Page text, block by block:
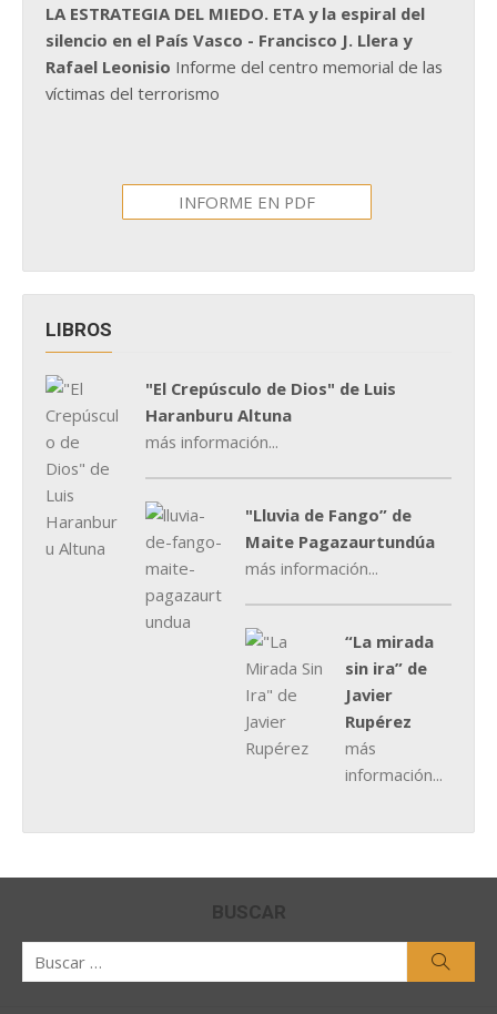
LA ESTRATEGIA DEL MIEDO. ETA y la espiral del
silencio en el País Vasco - Francisco J. Llera y
Rafael Leonisio Informe del centro memorial de las
víctimas del terrorismo
INFORME EN PDF
LIBROS
"El Crepúsculo de Dios" de Luis
Haranburu Altuna
más información...
"Lluvia de Fango” de
Maite Pagazaurtundúa
más información...
“La mirada
sin ira” de
Javier
Rupérez
más
información...
BUSCAR